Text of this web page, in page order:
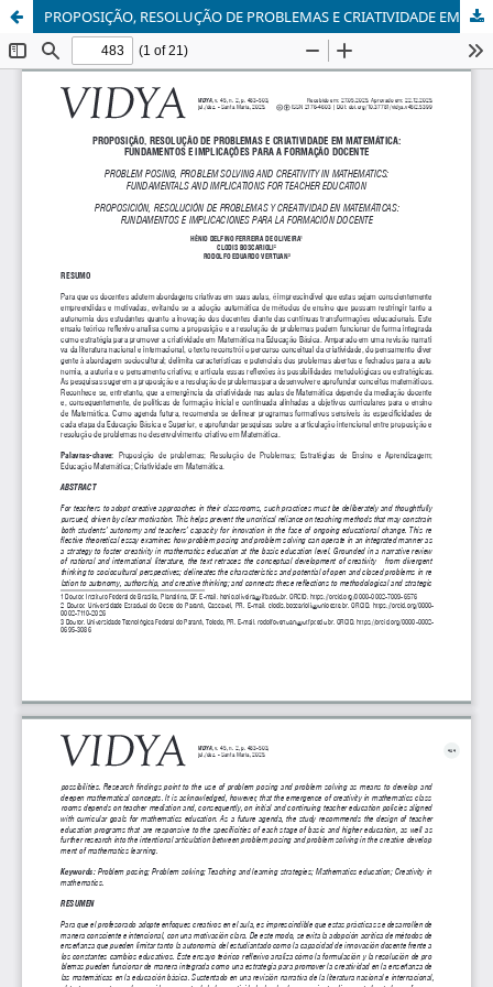
PROPOSIÇÃO, RESOLUÇÃO DE PROBLEMAS E CRIATIVIDADE EM MATEMÁTICA: FUNDAMENTOS E IMPLICAÇÕES PARA A FORMAÇÃO DOCENTE